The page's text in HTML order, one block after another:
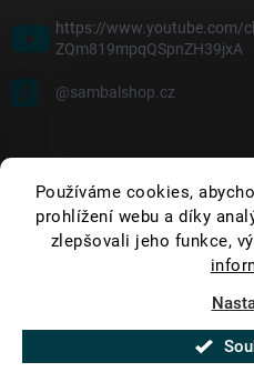
Používáme cookies,
prohlížení webu a díky
zlepšovali jeho funkce,
https://www.youtube.com/
ZQm819mpqQSpnZH39jxA
@sambalshop.cz
.